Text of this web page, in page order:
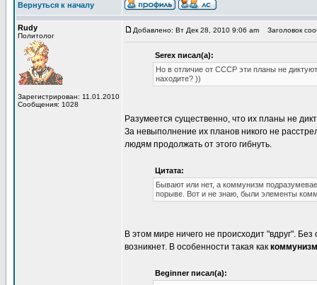
Вернуться к началу
Rudy
Политолог
Зарегистрирован: 11.01.2010
Сообщения: 1028
Добавлено: Вт Дек 28, 2010 9:06 am Заголовок
Serex писал(а):
Но в отличие от СССР эти планы не
находите? ))
Разумеется существенно, что их планы не
За невыполнение их планов никого не
людям продолжать от этого гибнуть.
Цитата:
Бывают или нет, а коммунизм
порыве. Вот и не знаю, были элементы
В этом мире ничего не происходит "вдруг".
возникнет. В особенности такая как коммунизм
Beginner писал(а):